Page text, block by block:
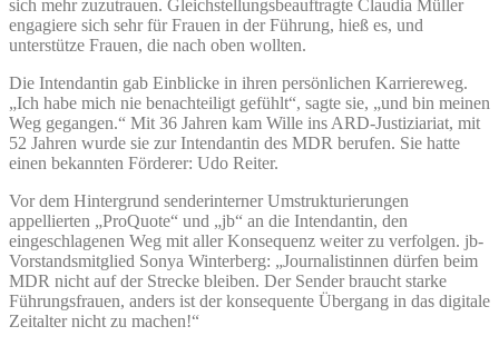
sich mehr zuzutrauen. Gleichstellungsbeauftragte Claudia Müller
engagiere sich sehr für Frauen in der Führung, hieß es, und
unterstütze Frauen, die nach oben wollten.
Die Intendantin gab Einblicke in ihren persönlichen Karriereweg.
„Ich habe mich nie benachteiligt gefühlt“, sagte sie, „und bin meinen
Weg gegangen.“ Mit 36 Jahren kam Wille ins ARD-Justiziariat, mit
52 Jahren wurde sie zur Intendantin des MDR berufen. Sie hatte
einen bekannten Förderer: Udo Reiter.
Vor dem Hintergrund senderinterner Umstrukturierungen
appellierten „ProQuote“ und „jb“ an die Intendantin, den
eingeschlagenen Weg mit aller Konsequenz weiter zu verfolgen. jb-
Vorstandsmitglied Sonya Winterberg: „Journalistinnen dürfen beim
MDR nicht auf der Strecke bleiben. Der Sender braucht starke
Führungsfrauen, anders ist der konsequente Übergang in das digitale
Zeitalter nicht zu machen!“